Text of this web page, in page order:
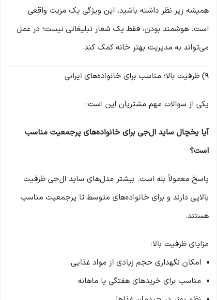
همیشه زیر نظر داشته باشید، این ویژگی یک مزیت واقعی
است. هوشمند بودن، فقط یک شعار تبلیغاتی نیست؛ در عمل
می‌تواند به مدیریت بهتر خانه کمک کند.
9) ظرفیت بالا؛ مناسب برای خانواده‌های ایرانی
یکی از سوالات مهم مشتریان این است:
آیا یخچال ساید ال‌جی برای خانواده‌های پرجمعیت مناسب
است؟
پاسخ معمولاً بله است. بیشتر مدل‌های ساید ال‌جی ظرفیت
بالایی دارند و برای خانواده‌های متوسط تا پرجمعیت مناسب
هستند.
مزایای ظرفیت بالا:
امکان نگهداری حجم زیادی از مواد غذایی
مناسب برای خریدهای هفتگی یا ماهانه